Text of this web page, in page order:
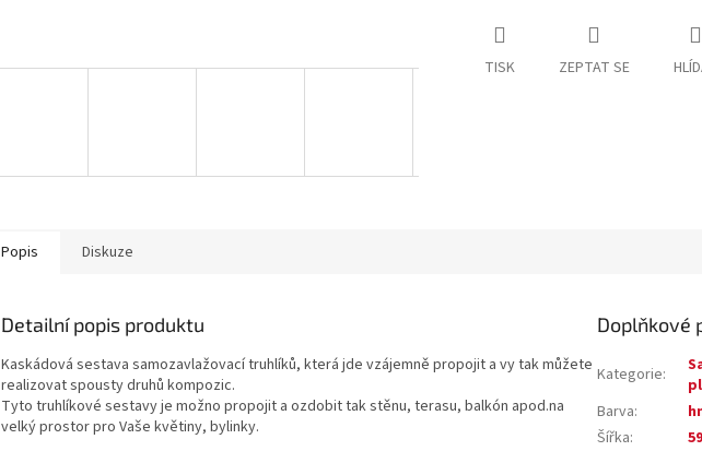
TISK ZEPTAT SE
Popis Diskuze
Detailní popis produktu
Kaskádová sestava samozavlažovací truhlíků, která jde vzájemně propojit a vy tak můžete
realizovat spousty druhů kompozic.
Tyto truhlíkové sestavy je možno propojit a ozdobit tak stěnu, terasu, balkón apod.na
velký prostor pro Vaše květiny, bylinky.
Doplňkové
Kategorie:
Barva:
Šířka: